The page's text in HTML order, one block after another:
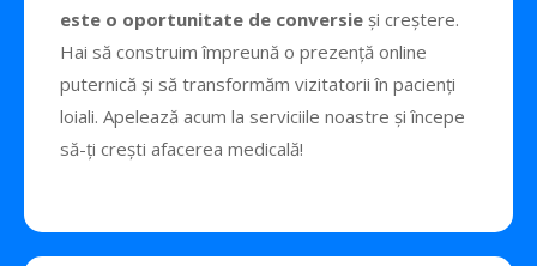
este o oportunitate de conversie și creștere.
Hai să construim împreună o prezență online
puternică și să transformăm vizitatorii în pacienți
loiali. Apelează acum la serviciile noastre și începe
să-ți crești afacerea medicală!